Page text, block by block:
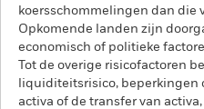
koersschommelingen dan die
Opkomende landen zijn
economisch of politieke
Tot de overige risicofactoren
liquiditeitsrisico,
activa of de transfer van